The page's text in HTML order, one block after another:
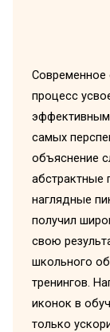
Современное
процесс
самых
объяснение
абстрактные
наглядные
получил
свою
школьного
тренингов.
иконок в
только